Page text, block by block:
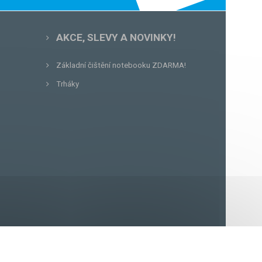
AKCE, SLEVY A NOVINKY!
Základní čištění notebooku ZDARMA!
Trháky